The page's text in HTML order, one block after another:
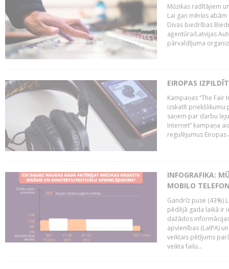
Mūzikas radītājiem
Lai gan mērķis
Divas biedrības
aģentūra/Latvijas
pārvaldījuma
EIROPAS
Kampaņas “The
izskatīt priekšlikumu
saņem par darbu
Internet” kampaņa
regulējumus
INFOGRAFIKA:
MOBILO
Gandrīz puse (43%)
pēdējā gada laikā ir
dažādos
apvienības (LaIPA)
veiktais pētījums
veikta failu...